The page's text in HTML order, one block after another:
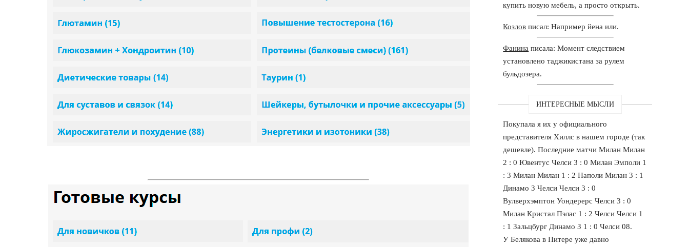
купить новую мебель, а просто открыть.
Козлов писал: Например йена или.
Фанина писала: Момент следствием
установлено таджикистана за рулем
бульдозера.
ИНТЕРЕСНЫЕ МЫСЛИ
Покупала я их у официального
представителя Хиллс в нашем городе (так
дешевле). Последние матчи Милан Милан
2 : 0 Ювентус Челси 3 : 0 Милан Эмполи 1
: 3 Милан Милан 1 : 2 Наполи Милан 3 : 1
Динамо З Челси Челси 3 : 0
Вулверхэмптон Уондерерс Челси 3 : 0
Милан Кристал Пэлас 1 : 2 Челси Челси 1
: 1 Зальцбург Динамо З 1 : 0 Челси 08.
У Белякова в Питере уже давно